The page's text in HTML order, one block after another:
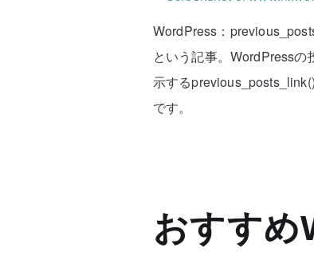
WordPress：
という記事。WordPress
示する
です。
おすす